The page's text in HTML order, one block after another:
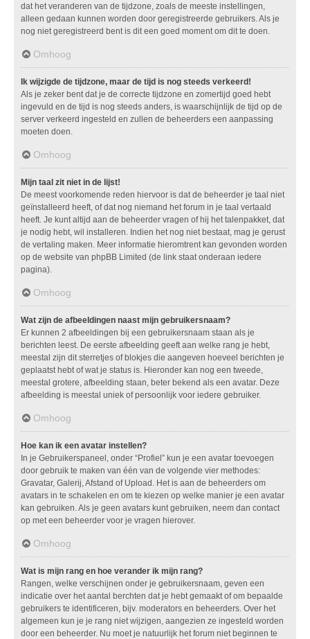
dat het veranderen van de tijdzone, zoals de meeste instellingen,
alleen gedaan kunnen worden door geregistreerde gebruikers. Als je
nog niet geregistreerd bent is dit een goed moment om dit te doen.
Omhoog
Ik wijzigde de tijdzone, maar de tijd is nog steeds verkeerd!
Als je zeker bent dat je de correcte tijdzone en zomertijd goed hebt
ingevuld en de tijd is nog steeds anders, is waarschijnlijk de tijd op de
server verkeerd ingesteld en zullen de beheerders een aanpassing
moeten doen.
Omhoog
Mijn taal zit niet in de lijst!
De meest voorkomende reden hiervoor is dat de beheerder je taal niet
geïnstalleerd heeft, of dat nog niemand het forum in je taal vertaald
heeft. Je kunt altijd aan de beheerder vragen of hij het talenpakket, dat
je nodig hebt, wil installeren. Indien het nog niet bestaat, mag je gerust
de vertaling maken. Meer informatie hieromtrent kan gevonden worden
op de website van phpBB Limited (de link staat onderaan iedere
pagina).
Omhoog
Wat zijn de afbeeldingen naast mijn gebruikersnaam?
Er kunnen 2 afbeeldingen bij een gebruikersnaam staan als je
berichten leest. De eerste afbeelding geeft aan welke rang je hebt,
meestal zijn dit sterretjes of blokjes die aangeven hoeveel berichten je
geplaatst hebt of wat je status is. Hieronder kan nog een tweede,
meestal grotere, afbeelding staan, beter bekend als een avatar. Deze
afbeelding is meestal uniek of persoonlijk voor iedere gebruiker.
Omhoog
Hoe kan ik een avatar instellen?
In je Gebruikerspaneel, onder “Profiel” kun je een avatar toevoegen
door gebruik te maken van één van de volgende vier methodes:
Gravatar, Galerij, Afstand of Upload. Het is aan de beheerders om
avatars in te schakelen en om te kiezen op welke manier je een avatar
kan gebruiken. Als je geen avatars kunt gebruiken, neem dan contact
op met een beheerder voor je vragen hierover.
Omhoog
Wat is mijn rang en hoe verander ik mijn rang?
Rangen, welke verschijnen onder je gebruikersnaam, geven een
indicatie over het aantal berchten dat je hebt gemaakt of om bepaalde
gebruikers te identificeren, bijv. moderators en beheerders. Over het
algemeen kun je je rang niet wijzigen, aangezien ze ingesteld worden
door een beheerder. Nu moet je natuurlijk het forum niet beginnen te